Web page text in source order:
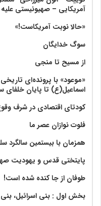
آمریکایی – صهیونیستی علیه
«حالا نوبت آمریکاست!»
سوگ خدایگان
از مسیح تا منجی
«موعود» با پرونده‌ای
اسماعیل(ع) تا پایان خلفای
کودتای اقتصادی در شرف
فلوت نوازان عصر ما
همزمان با بیستمین
پایتختی قدس و یهودیت
طوفان از جا کنده شده است!
بخش اول : بنی اسرائیل، بنی